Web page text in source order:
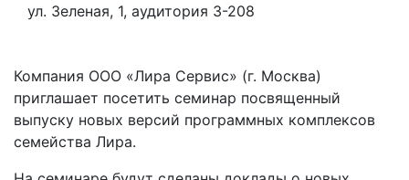
ул. Зеленая, 1, аудитория 3-208
Компания ООО «Лира Сервис» (г. Москва)
приглашает посетить семинар посвященный
выпуску новых версий программных комплексов
семейства Лира.